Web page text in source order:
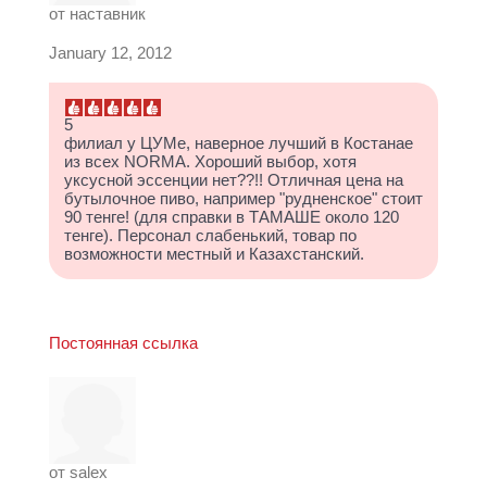
от наставник
January 12, 2012
5
филиал у ЦУМе, наверное лучший в Костанае
из всех NORMA. Хороший выбор, хотя
уксусной эссенции нет??!! Отличная цена на
бутылочное пиво, например "рудненское" стоит
90 тенге! (для справки в ТАМАШЕ около 120
тенге). Персонал слабенький, товар по
возможности местный и Казахстанский.
Постоянная ссылка
от salex